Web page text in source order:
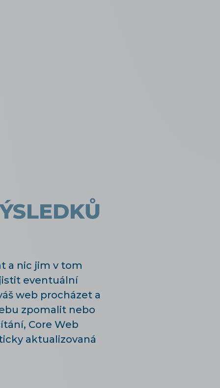
a nic jim v tom
eventuální
web procházet a
zpomalit nebo
Core Web
aktualizovaná